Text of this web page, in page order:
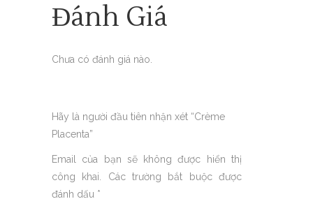
Đánh Giá
Chưa có đánh giá nào.
Hãy là người đầu tiên nhận xét “Crème
Placenta”
Email của bạn sẽ không được hiển thị
công khai.
Các trường bắt buộc được
đánh dấu *